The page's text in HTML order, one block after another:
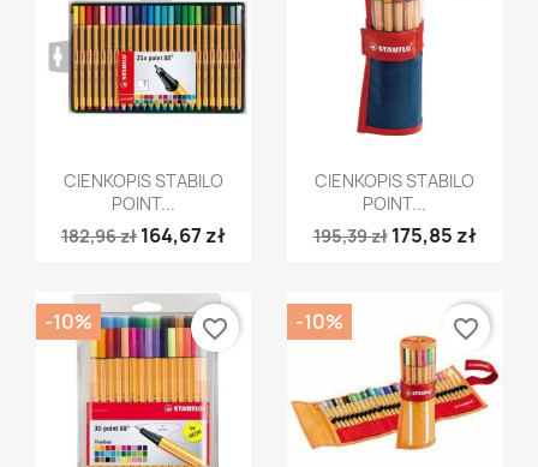
Szybki podgląd
CIENKOPIS STABILO
POINT...
182,96 zł 164,67 zł
Szybki podgląd
CIENKOPIS STABILO
POINT...
195,39 zł 175,85 zł
-10% favorite_border -10% favorite_border